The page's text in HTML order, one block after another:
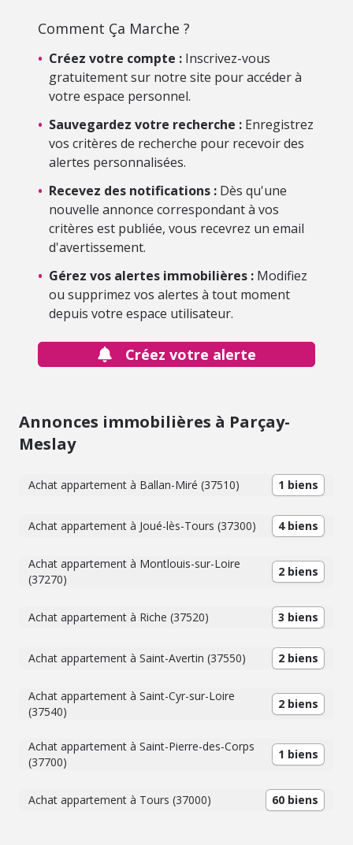
Comment Ça Marche ?
• Créez votre compte : Inscrivez-vous
gratuitement sur notre site pour accéder à
votre espace personnel.
• Sauvegardez votre recherche : Enregistrez
vos critères de recherche pour recevoir des
alertes personnalisées.
• Recevez des notifications : Dès qu'une
nouvelle annonce correspondant à vos
critères est publiée, vous recevrez un email
d'avertissement.
• Gérez vos alertes immobilières : Modifiez
ou supprimez vos alertes à tout moment
depuis votre espace utilisateur.
Créez votre alerte
Annonces immobilières à Parçay-
Meslay
Achat appartement à Ballan-Miré (37510) 1 biens
Achat appartement à Joué-lès-Tours (37300) 4 biens
Achat appartement à Montlouis-sur-Loire
(37270)
2 biens
Achat appartement à Riche (37520) 3 biens
Achat appartement à Saint-Avertin (37550) 2 biens
Achat appartement à Saint-Cyr-sur-Loire
(37540)
2 biens
Achat appartement à Saint-Pierre-des-Corps
(37700)
1 biens
Achat appartement à Tours (37000) 60 biens